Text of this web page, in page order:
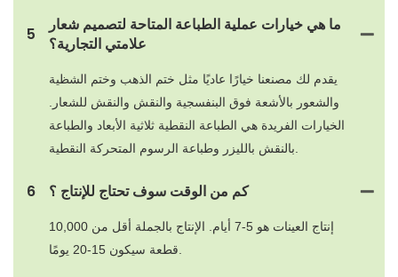
5
ما هي خيارات عملية الطباعة المتاحة لتصميم شعار
علامتي التجارية؟
يقدم لك مصنعنا خيارًا عاديًا مثل ختم الذهب وختم الشظية
والشعور بالأشعة فوق البنفسجية والنقش والنقش للشعار.
الخيارات الفريدة هي الطباعة النقطية ثلاثية الأبعاد والطباعة
6 كم من الوقت سوف تحتاج للإنتاج ؟
إنتاج العينات هو 5-7 أيام. الإنتاج بالجملة أقل من 10,000